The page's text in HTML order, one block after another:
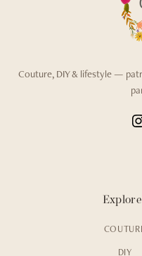
Couture, DIY & lifestyle —
DIY